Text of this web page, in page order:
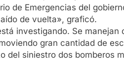
de Emergencias del
de vuelta», graficó.
investigando. Se
gran cantidad de
del siniestro dos bomberos